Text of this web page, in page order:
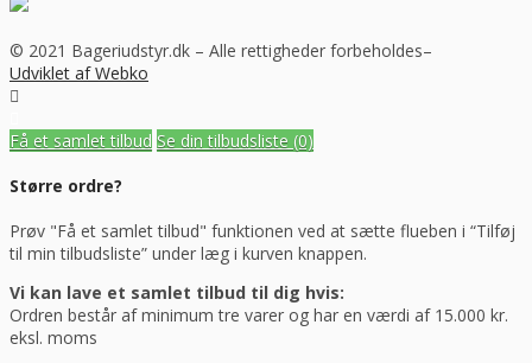
© 2021 Bageriudstyr.dk – Alle rettigheder forbeholdes–
Udviklet af Webko
Få et samlet tilbud Se din tilbudsliste (0)
Større ordre?
Prøv "Få et samlet tilbud" funktionen ved at sætte flueben i “Tilføj
til min tilbudsliste” under læg i kurven knappen.
Vi kan lave et samlet tilbud til dig hvis:
Ordren består af minimum tre varer og har en værdi af 15.000 kr.
eksl. moms